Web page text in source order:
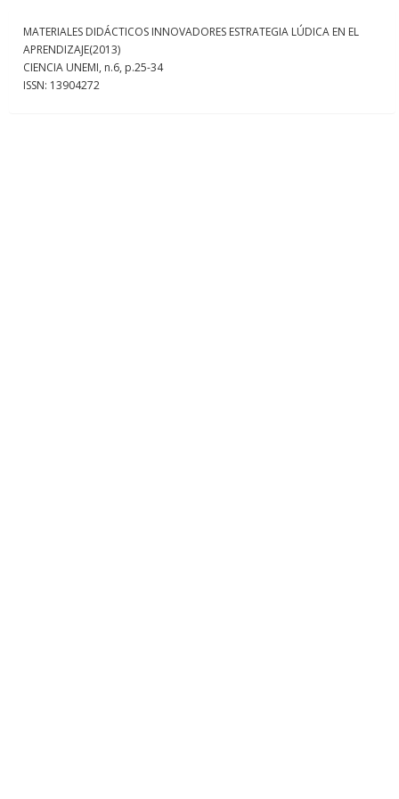
MATERIALES DIDÁCTICOS INNOVADORES ESTRATEGIA LÚDICA EN EL
APRENDIZAJE(2013)
CIENCIA UNEMI, n.6, p.25-34
ISSN: 13904272